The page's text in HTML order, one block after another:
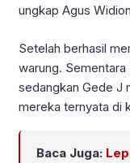
ungkap Agus
Setelah berhasil
warung. Sementara
sedangkan Gede J
mereka ternyata di
Baca Juga: